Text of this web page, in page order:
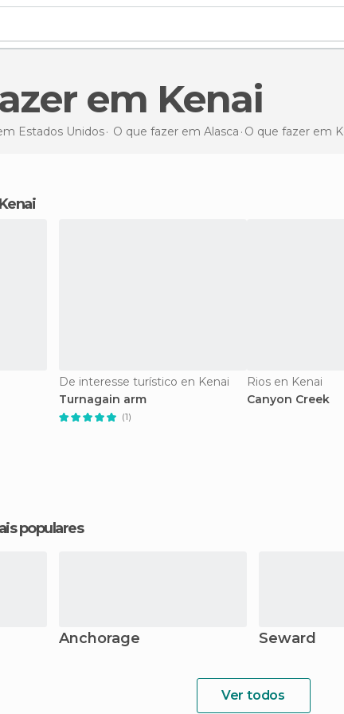
em Kenai
Estados Unidos O que fazer em Alasca O que fazer em
De interesse turístico en Kenai
Turnagain arm
(1)
Rios en Kenai
Canyon Creek
populares
Anchorage Seward
Ver todos